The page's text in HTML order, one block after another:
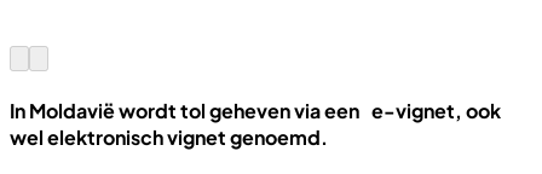
In Moldavië wordt tol geheven via een e-vignet, ook
wel elektronisch vignet genoemd.